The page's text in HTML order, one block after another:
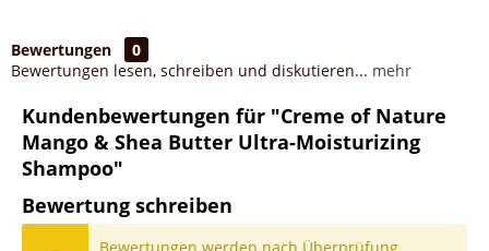
Bewertungen
0
Bewertungen lesen, schreiben und diskutieren... mehr
Kundenbewertungen für "Creme of Nature
Mango & Shea Butter Ultra-Moisturizing
Shampoo"
Bewertung schreiben